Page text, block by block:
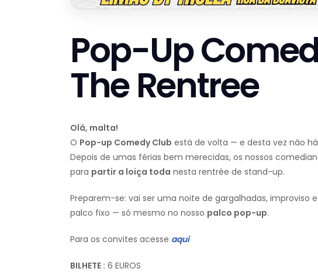
Pop-Up
The Rentree
Olá, malta!
O Pop-up Comedy Club está de volta — e desta vez não
Depois de umas férias bem merecidas, os nossos
para partir a loiça toda nesta rentrée de stand-up.
Preparem-se: vai ser uma noite de gargalhadas,
palco fixo — só mesmo no nosso palco pop-up.
Para os convites acesse aqui
BILHETE : 6 EUROS